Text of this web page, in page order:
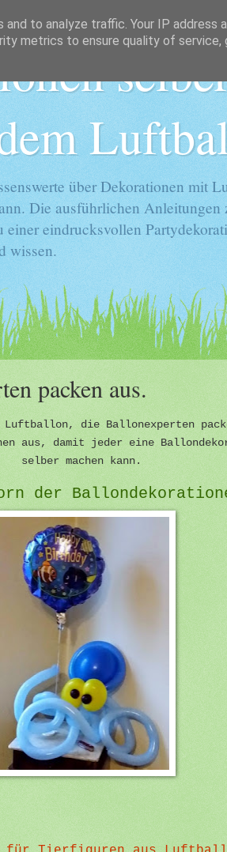
über Dekorationen mit
Die ausführlichen
einer eindrucksvollen
wissen.
packen aus.
Luftballon, die Ballonexperten
aus, damit jeder eine
selber machen kann.
der
to analyze traffic. Your IP address
metrics to ensure quality of service,